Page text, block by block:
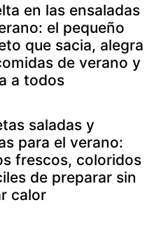
en las ensaladas
el pequeño
que sacia, alegra
de verano y
a todos
saladas y
para el verano:
frescos, coloridos
de preparar sin
calor